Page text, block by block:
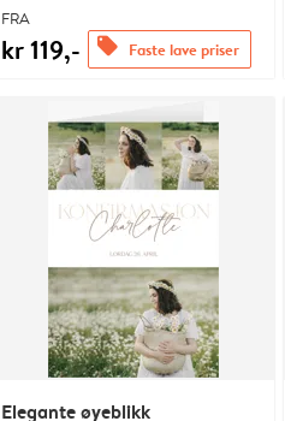
FRA
kr 119,- offers Faste lave priser
Elegante øyeblikk